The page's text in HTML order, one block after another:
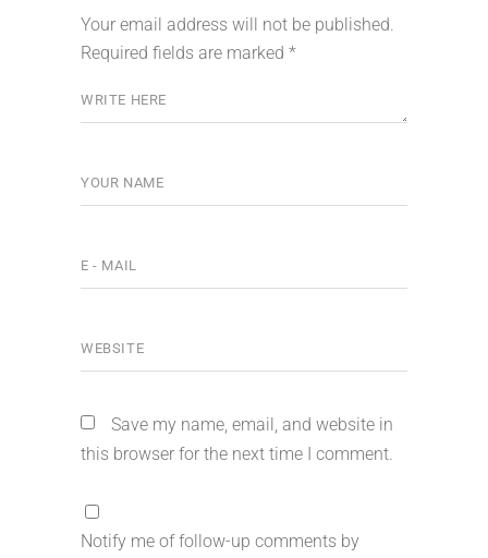
Your email address will not be published.
Required fields are marked *
Save my name, email, and website in
this browser for the next time I comment.
Notify me of follow-up comments by